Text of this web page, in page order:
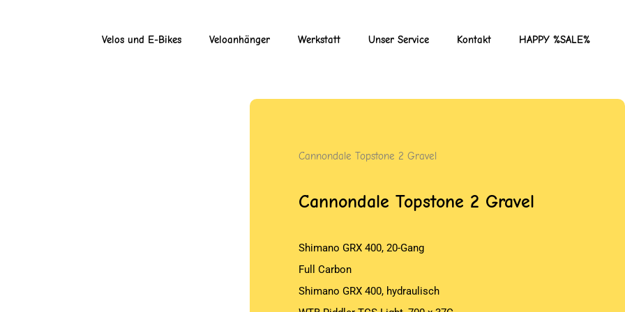
Velos und E-Bikes Veloanhänger Werkstatt Unser Service Kontakt HAPPY %SALE%
Cannondale Topstone 2 Gravel
Cannondale Topstone 2 Gravel
Shimano GRX 400, 20-Gang
Full Carbon
Shimano GRX 400, hydraulisch